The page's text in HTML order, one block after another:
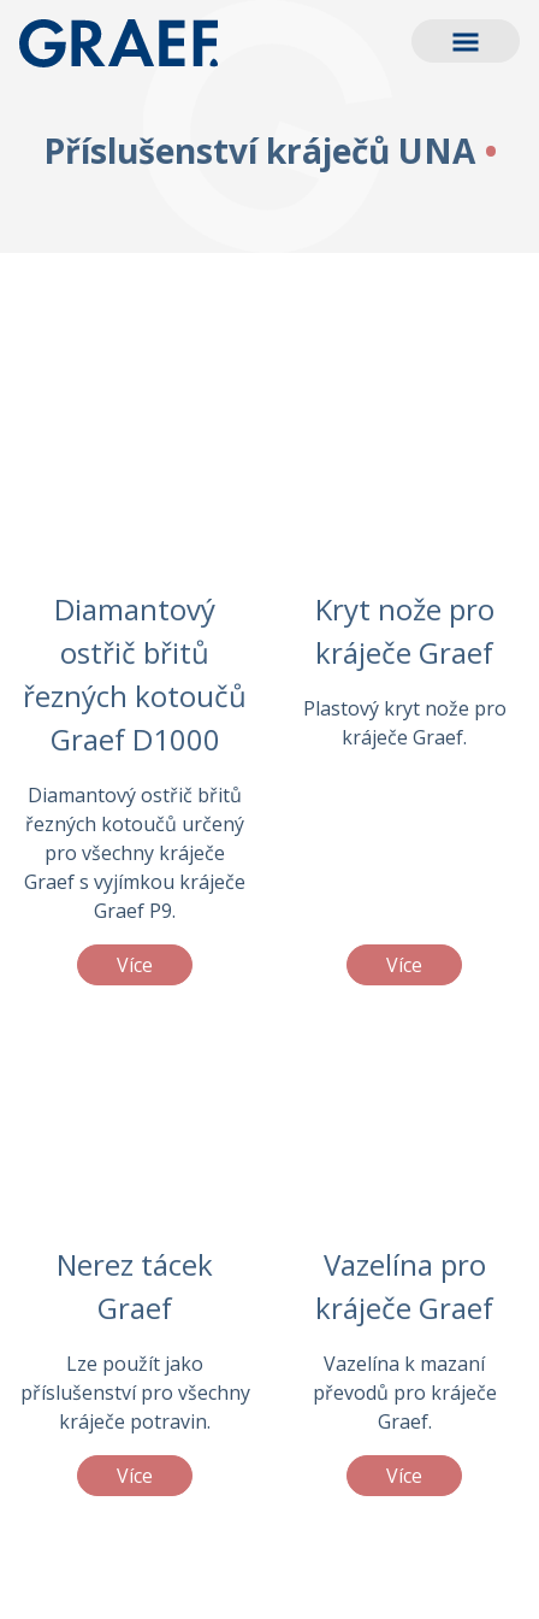
Příslušenství kráječů UNA
Diamantový
ostřič břitů
řezných kotoučů
Graef D1000
Diamantový ostřič břitů
řezných kotoučů určený
pro všechny kráječe
Graef s vyjímkou kráječe
Graef P9.
Více
Kryt nože pro
kráječe Graef
Plastový kryt nože pro
kráječe Graef.
Více
Nerez tácek
Graef
Lze použít jako
příslušenství pro všechny
kráječe potravin.
Více
Vazelína pro
kráječe Graef
Vazelína k mazaní
převodů pro kráječe
Graef.
Více